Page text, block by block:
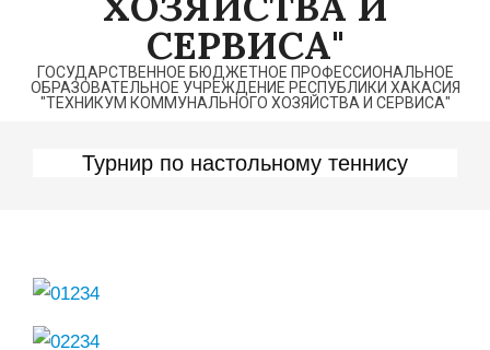
СЕРВИСА"
ГОСУДАРСТВЕННОЕ БЮДЖЕТНОЕ ПРОФЕССИОНАЛЬНОЕ
ОБРАЗОВАТЕЛЬНОЕ УЧРЕЖДЕНИЕ РЕСПУБЛИКИ ХАКАСИЯ
"ТЕХНИКУМ КОММУНАЛЬНОГО ХОЗЯЙСТВА И СЕРВИСА"
Турнир по настольному теннису